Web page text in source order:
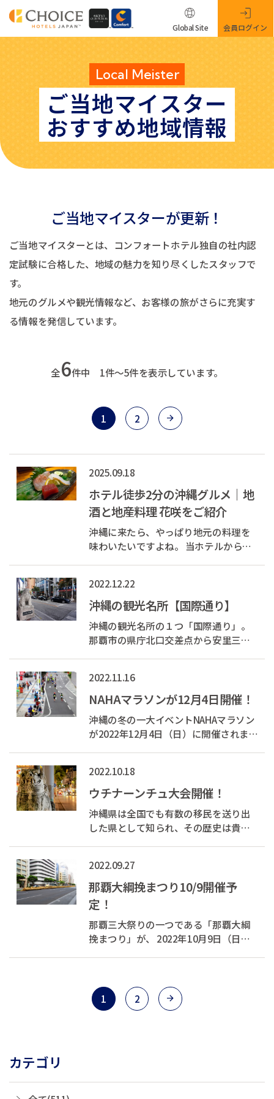
Local Meister
ご当地マイスター
おすすめ地域情報
Global Site 会員ログイン
ご当地マイスターが更新！
ご当地マイスターとは、コンフォートホテル独自の社内認
定試験に合格した、地域の魅力を知り尽くしたスタッフで
す。
地元のグルメや観光情報など、お客様の旅がさらに充実す
る情報を発信しています。
全6件中 1件～5件を表示しています。
1 2
2025.09.18
ホテル徒歩2分の沖縄グルメ｜地
酒と地産料理 花咲をご紹介
沖縄に来たら、やっぱり地元の料理を
味わいたいですよね。 当ホテルから徒
の郷土料理と地酒が楽しめるおすすめ
スポットです。 花咲の名物料理「焼き
2022.12.22
沖縄の観光名所【国際通り】
沖縄の観光名所の１つ「国際通り」。
那覇市の県庁北口交差点から安里三叉
あることから「奇跡の1マイル」とも呼
ばれています。 入口にはシーサーの石
2022.11.16
NAHAマラソンが12月4日開催！
沖縄の冬の一大イベントNAHAマラソン
が2022年12月4日（日）に開催されま
町、八重瀬町、糸満市、豊見城市）の
42.195kmをコースを走る大会です。 出
含...
2022.10.18
ウチナーンチュ大会開催！
沖縄県は全国でも有数の移民を送り出
した県として知られ、その歴史は貴重
ウチナーンチュ大会」が開催されるこ
とが決定いたしました。 （１）前夜
祭：2022年10月30日（日） （２）本大
会...
2022.09.27
那覇大綱挽まつり10/9開催予
定！
那覇三大祭りの一つである「那覇大綱
挽まつり」が、 2022年10月9日（日）
引継ぐ 沖縄最大の伝統文化のお祭りと
1 2
カテゴリ